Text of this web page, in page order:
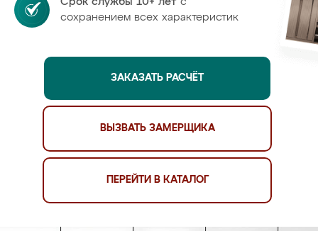
сохранением всех характеристик
ЗАКАЗАТЬ РАСЧЁТ
ВЫЗВАТЬ ЗАМЕРЩИКА
ПЕРЕЙТИ В КАТАЛОГ